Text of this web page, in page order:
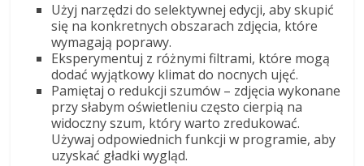
Użyj narzędzi do selektywnej edycji, aby skupić
się na konkretnych obszarach zdjęcia, które
wymagają poprawy.
Eksperymentuj z różnymi filtrami, które mogą
dodać wyjątkowy klimat do nocnych ujęć.
Pamiętaj o redukcji szumów – zdjęcia wykonane
przy słabym oświetleniu często cierpią na
widoczny szum, który warto zredukować.
Używaj odpowiednich funkcji w programie, aby
uzyskać gładki wygląd.